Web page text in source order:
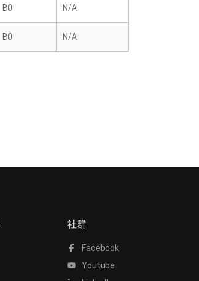
B0 N/A
B0 N/A
社群
Facebook
Youtube